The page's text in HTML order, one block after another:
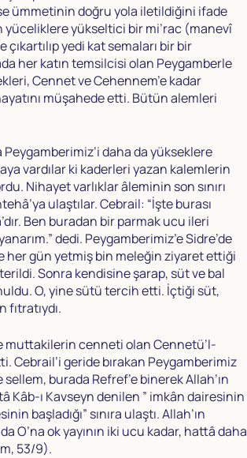
ümmetinin doğru yola iletildiğini ifade
yüceliklere yükseltici bir mi’rac (manevî
yedi kat semaları bir bir
her katın temsilcisi olan Peygamberle
Cennet ve Cehennem’e kadar
müşahede etti. Bütün alemleri
daha da yükseklere
vardılar ki kaderleri yazan kalemlerin
Nihayet varlıklar âleminin son sınırı
ulaştılar. Cebrail: “İşte burası
Ben buradan bir parmak ucu ileri
dedi. Peygamberimiz’e Sidre’de
her gün yetmiş bin meleğin ziyaret ettiği
Sonra kendisine şarap, süt ve bal
O, yine sütü tercih etti. İçtiği süt,
muttakilerin cenneti olan Cennetü’l-
Cebrail’i geride bırakan Peygamberimiz
burada Refref’e binerek Allah’ın
Kâb-ı Kavseyn denilen ” imkân dairesinin
başladığı” sınıra ulaştı. Allah’ın
O’na ok yayının iki ucu kadar, hattâ daha
53/9).